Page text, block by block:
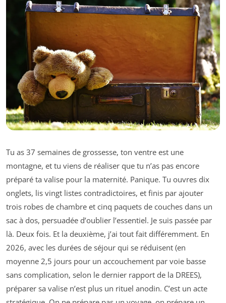
Tu as 37 semaines de grossesse, ton ventre est une
montagne, et tu viens de réaliser que tu n’as pas encore
préparé ta valise pour la maternité. Panique. Tu ouvres dix
onglets, lis vingt listes contradictoires, et finis par ajouter
trois robes de chambre et cinq paquets de couches dans un
sac à dos, persuadée d’oublier l’essentiel. Je suis passée par
là. Deux fois. Et la deuxième, j’ai tout fait différemment. En
2026, avec les durées de séjour qui se réduisent (en
moyenne 2,5 jours pour un accouchement par voie basse
sans complication, selon le dernier rapport de la DREES),
préparer sa valise n’est plus un rituel anodin. C’est un acte